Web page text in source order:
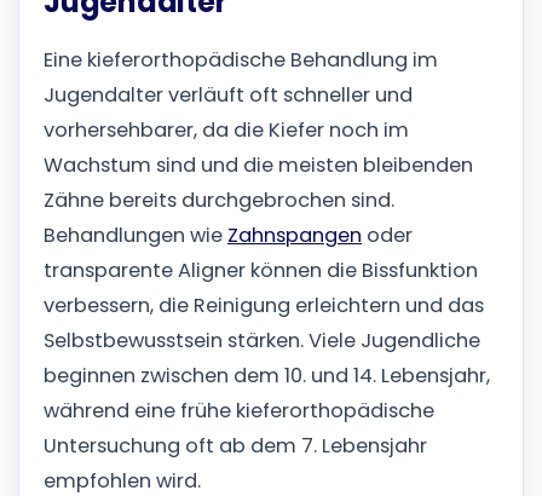
Eine kieferorthopädische Behandlung im
Jugendalter verläuft oft schneller und
vorhersehbarer, da die Kiefer noch im
Wachstum sind und die meisten bleibenden
Zähne bereits durchgebrochen sind.
Behandlungen wie Zahnspangen oder
transparente Aligner können die Bissfunktion
verbessern, die Reinigung erleichtern und das
Selbstbewusstsein stärken. Viele Jugendliche
beginnen zwischen dem 10. und 14. Lebensjahr,
während eine frühe kieferorthopädische
Untersuchung oft ab dem 7. Lebensjahr
empfohlen wird.